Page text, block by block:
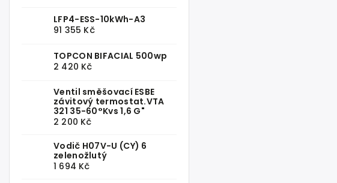
LFP4-ESS-10kWh-A3
91 355 Kč
TOPCON BIFACIAL 500wp
2 420 Kč
Ventil směšovací ESBE
závitový termostat.VTA
321 35-60°Kvs 1,6 G"
2 200 Kč
Vodič H07V-U (CY) 6
zelenožlutý
1 694 Kč